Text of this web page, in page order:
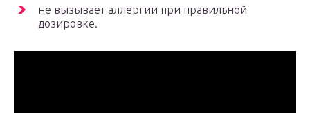
не вызывает аллергии при правильной
дозировке.